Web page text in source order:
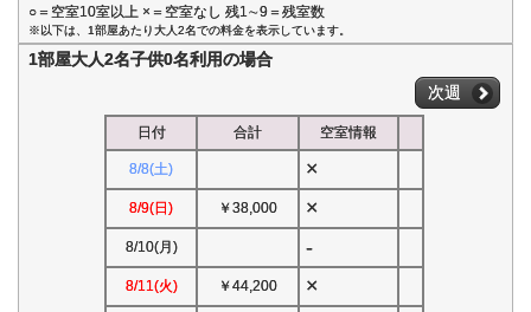
○＝空室10室以上 ×＝空室なし 残1∼9＝残室数
※以下は、1部屋あたり大人2名での料金を表示しています。
1部屋大人2名子供0名利用の場合
次週
日付 合計 空室情報
8/8(土) ×
8/9(日) ￥38,000 ×
8/10(月) -
8/11(火) ￥44,200 ×